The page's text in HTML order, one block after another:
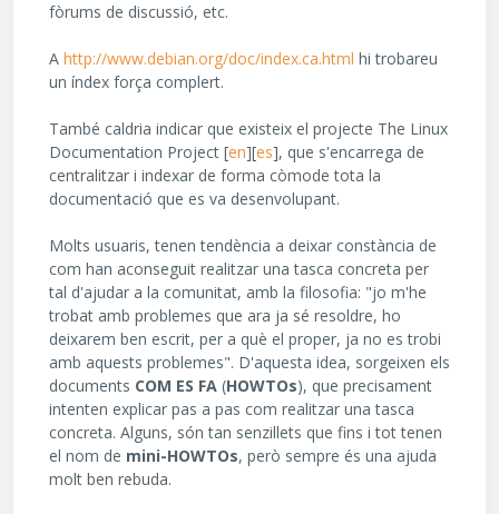
fòrums de discussió, etc.
A http://www.debian.org/doc/index.ca.html hi trobareu
un índex força complert.
També caldria indicar que existeix el projecte The Linux
Documentation Project [en][es], que s'encarrega de
centralitzar i indexar de forma còmode tota la
documentació que es va desenvolupant.
Molts usuaris, tenen tendència a deixar constància de
com han aconseguit realitzar una tasca concreta per
tal d'ajudar a la comunitat, amb la filosofia: "jo m'he
trobat amb problemes que ara ja sé resoldre, ho
deixarem ben escrit, per a què el proper, ja no es trobi
amb aquests problemes". D'aquesta idea, sorgeixen els
documents COM ES FA (HOWTOs), que precisament
intenten explicar pas a pas com realitzar una tasca
concreta. Alguns, són tan senzillets que fins i tot tenen
el nom de mini-HOWTOs, però sempre és una ajuda
molt ben rebuda.